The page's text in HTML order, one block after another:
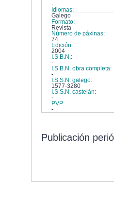
-
Idiomas:
Galego
Formato:
Revista
Número de páxinas:
74
Edición:
2004
I.S.B.N.:
-
I.S.B.N. obra completa:
-
I.S.S.N. galego:
1577-3280
I.S.S.N. castelán:
-
PVP:
-
Publicación